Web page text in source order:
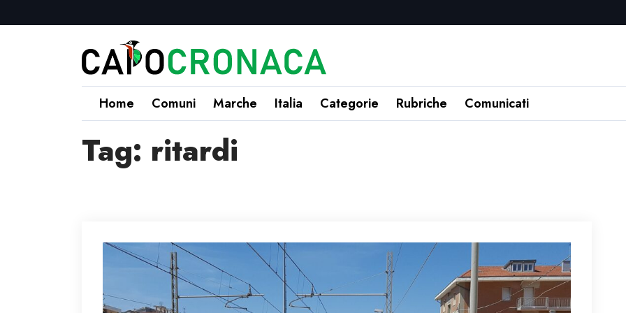
Home Comuni Marche Italia Categorie Rubriche Comunicati
Tag: ritardi